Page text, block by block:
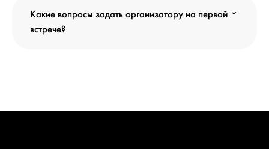
Какие вопросы задать организатору на первой
встрече?